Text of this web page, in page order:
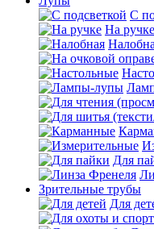
С
На ручке
Для
Зрительные трубы
Для